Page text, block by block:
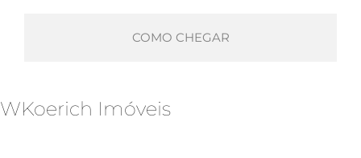
COMO CHEGAR
WKoerich Imóveis